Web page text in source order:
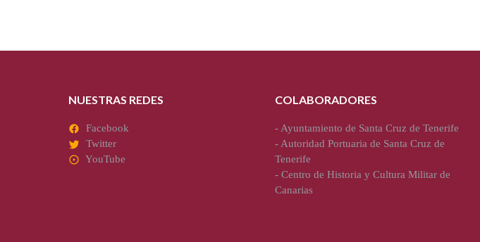
NUESTRAS REDES
Facebook
Twitter
YouTube
COLABORADORES
- Ayuntamiento de Santa Cruz de Tenerife
- Autoridad Portuaria de Santa Cruz de
Tenerife
- Centro de Historia y Cultura Militar de
Canarias